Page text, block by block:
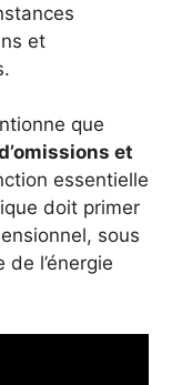
et
que
et
essentielle
doit primer
sous
de l’énergie